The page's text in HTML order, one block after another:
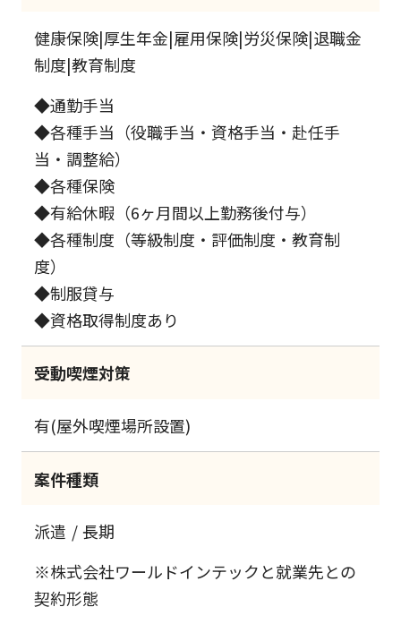
健康保険|厚生年金|雇用保険|労災保険|退職金
制度|教育制度
◆通勤手当
◆各種手当（役職手当・資格手当・赴任手
当・調整給）
◆各種保険
◆有給休暇（6ヶ月間以上勤務後付与）
◆各種制度（等級制度・評価制度・教育制
度）
◆制服貸与
◆資格取得制度あり
受動喫煙対策
有(屋外喫煙場所設置)
案件種類
派遣
長期
※株式会社ワールドインテックと就業先との
契約形態